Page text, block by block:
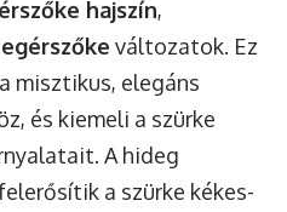
hajszín,
változatok. Ez
misztikus, elegáns
és kiemeli a szürke
A hideg
a szürke kékes-